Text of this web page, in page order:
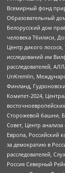
Всемирный фонд
Образовательный
Белорусский дом
человека Тбилиси,
Центр дикого
исследований им
расследователей,
UnKremlin,
Финланд,
Комитет-2024,
Сторожевой башни,
Совет, Центр
Европа, Российский
за демократию в
расследователей,
Россия Северный